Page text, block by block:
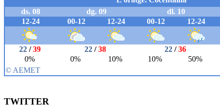
TWITTER